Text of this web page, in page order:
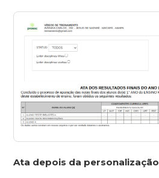
Ata depois da personalização